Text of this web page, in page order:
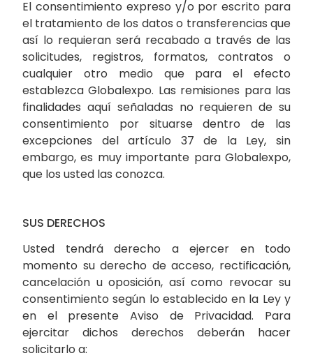
El consentimiento expreso y/o por escrito para
el tratamiento de los datos o transferencias que
así lo requieran será recabado a través de las
solicitudes, registros, formatos, contratos o
cualquier otro medio que para el efecto
establezca Globalexpo. Las remisiones para las
finalidades aquí señaladas no requieren de su
consentimiento por situarse dentro de las
excepciones del artículo 37 de la Ley, sin
embargo, es muy importante para Globalexpo,
que los usted las conozca.
SUS DERECHOS
Usted tendrá derecho a ejercer en todo
momento su derecho de acceso, rectificación,
cancelación u oposición, así como revocar su
consentimiento según lo establecido en la Ley y
en el presente Aviso de Privacidad. Para
ejercitar dichos derechos deberán hacer
solicitarlo a: